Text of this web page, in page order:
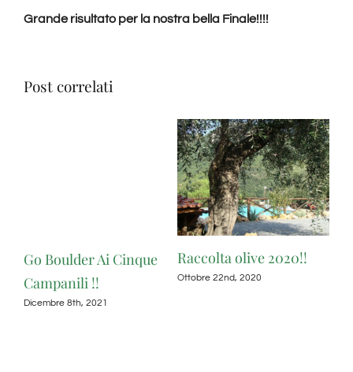
Grande risultato per la nostra bella Finale!!!!
Post correlati
Go Boulder Ai Cinque
Campanili !!
Dicembre 8th, 2021
Raccolta olive 2020!!
Ottobre 22nd, 2020